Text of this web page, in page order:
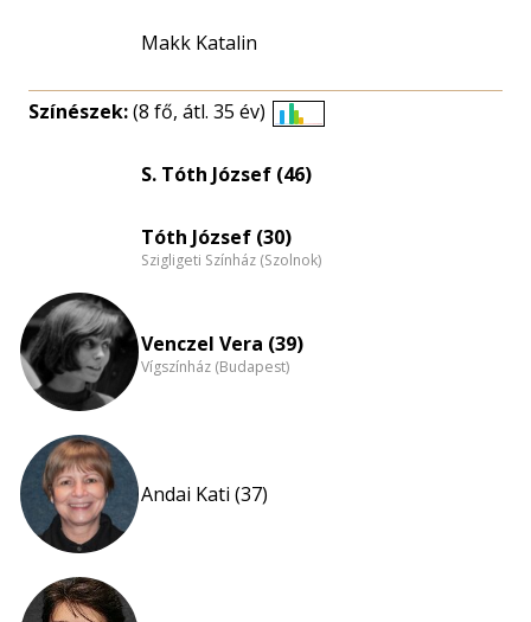
Makk Katalin
Színészek:(8 fő, átl. 35 év)
eloszlás
S. Tóth József (46)
Tóth József (30)
Szigligeti Színház (Szolnok)
Venczel Vera (39)
Vígszínház (Budapest)
Andai Kati (37)